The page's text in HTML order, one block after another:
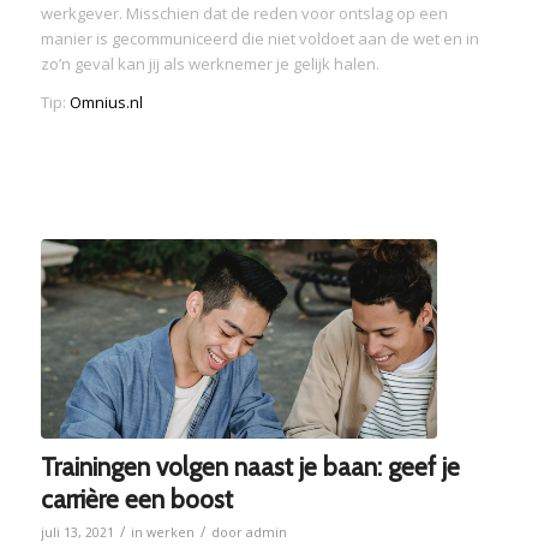
werkgever. Misschien dat de reden voor ontslag op een
manier is gecommuniceerd die niet voldoet aan de wet en in
zo’n geval kan jij als werknemer je gelijk halen.
Tip: Omnius.nl
Trainingen volgen naast je baan: geef je
carrière een boost
juli 13, 2021 / in werken / door admin